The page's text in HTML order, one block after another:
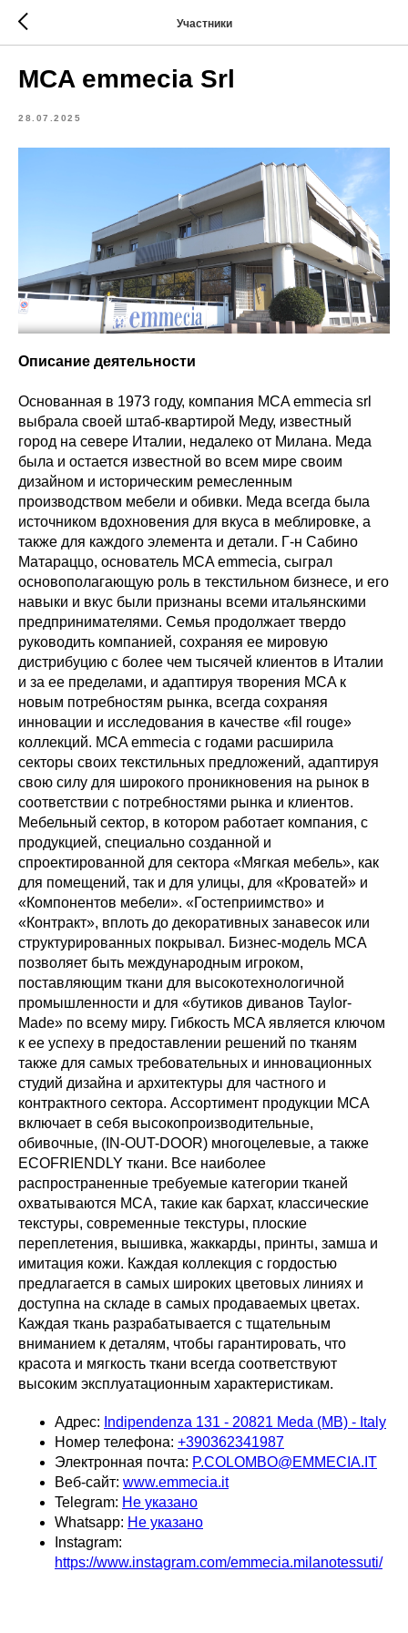
Участники
MCA emmecia Srl
28.07.2025
Описание деятельности
Основанная в 1973 году, компания MCA emmecia srl ​​
выбрала своей штаб-квартирой Меду, известный
город на севере Италии, недалеко от Милана. Меда
была и остается известной во всем мире своим
дизайном и историческим ремесленным
производством мебели и обивки. Меда всегда была
источником вдохновения для вкуса в меблировке, а
также для каждого элемента и детали. Г-н Сабино
Матараццо, основатель MCA emmecia, сыграл
основополагающую роль в текстильном бизнесе, и его
навыки и вкус были признаны всеми итальянскими
предпринимателями. Семья продолжает твердо
руководить компанией, сохраняя ее мировую
дистрибуцию с более чем тысячей клиентов в Италии
и за ее пределами, и адаптируя творения MCA к
новым потребностям рынка, всегда сохраняя
инновации и исследования в качестве «fil rouge»
коллекций. MCA emmecia с годами расширила
секторы своих текстильных предложений, адаптируя
свою силу для широкого проникновения на рынок в
соответствии с потребностями рынка и клиентов.
Мебельный сектор, в котором работает компания, с
продукцией, специально созданной и
спроектированной для сектора «Мягкая мебель», как
для помещений, так и для улицы, для «Кроватей» и
«Компонентов мебели». «Гостеприимство» и
«Контракт», вплоть до декоративных занавесок или
структурированных покрывал. Бизнес-модель MCA
позволяет быть международным игроком,
поставляющим ткани для высокотехнологичной
промышленности и для «бутиков диванов Taylor-
Made» по всему миру. Гибкость MCA является ключом
к ее успеху в предоставлении решений по тканям
также для самых требовательных и инновационных
студий дизайна и архитектуры для частного и
контрактного сектора. Ассортимент продукции MCA
включает в себя высокопроизводительные,
обивочные, (IN-OUT-DOOR) многоцелевые, а также
ECOFRIENDLY ткани. Все наиболее
распространенные требуемые категории тканей
охватываются MCA, такие как бархат, классические
текстуры, современные текстуры, плоские
переплетения, вышивка, жаккарды, принты, замша и
имитация кожи. Каждая коллекция с гордостью
предлагается в самых широких цветовых линиях и
доступна на складе в самых продаваемых цветах.
Каждая ткань разрабатывается с тщательным
вниманием к деталям, чтобы гарантировать, что
красота и мягкость ткани всегда соответствуют
высоким эксплуатационным характеристикам.
Адрес: Indipendenza 131 - 20821 Meda (MB) - Italy
Номер телефона: +390362341987
Электронная почта: P.COLOMBO@EMMECIA.IT
Веб-сайт: www.emmecia.it
Telegram: Не указано
Whatsapp: Не указано
Instagram:
https://www.instagram.com/emmecia.milanotessuti/